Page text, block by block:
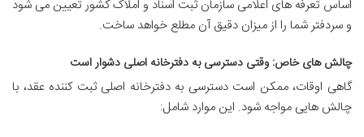
اساس تعرفه های اعلامی سازمان ثبت اسناد و املاک کشور تعیین می شود
و سردفتر شما را از میزان دقیق آن مطلع خواهد ساخت.
چالش های خاص: وقتی دسترسی به دفترخانه اصلی دشوار است
گاهی اوقات، ممکن است دسترسی به دفترخانه اصلی ثبت کننده عقد، با
چالش هایی مواجه شود. این موارد شامل: